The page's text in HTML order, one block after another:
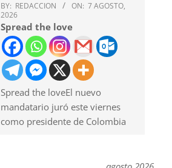
BY: REDACCION ON: 7 AGOSTO,
2026
Spread the love
Spread the loveEl nuevo
mandatario juró este viernes
como presidente de Colombia